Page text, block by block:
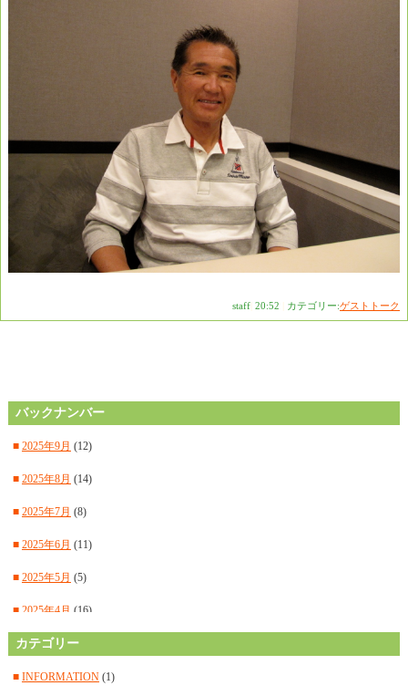
staff 20:52 カテゴリー:ゲストトーク
バックナンバー
■ 2025年9月 (12)
■ 2025年8月 (14)
■ 2025年7月 (8)
■ 2025年6月 (11)
■ 2025年5月 (5)
■ 2025年4月 (16)
■2025年3月(14)
■ 2025年2月(15)
カテゴリー
■ INFORMATION(1)